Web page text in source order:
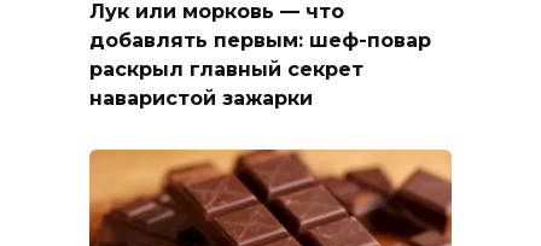
Лук или морковь — что
добавлять первым: шеф-повар
раскрыл главный секрет
наваристой зажарки